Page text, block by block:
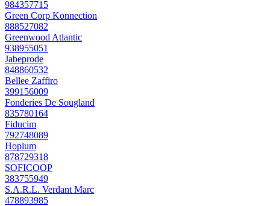
984357715
Green Corp Konnection
888527082
Greenwood Atlantic
938955051
Jabeprode
848860532
Bellee Zaffiro
399156009
Fonderies De Sougland
835780164
Fiducim
792748089
Hopium
878729318
SOFICOOP
383755949
S.A.R.L. Verdant Marc
478893985